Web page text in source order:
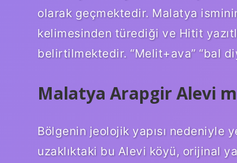
olarak geçmektedir. Malatya
kelimesinden türediği ve Hitit
belirtilmektedir. “Melit+ava” “bal
Malatya Arapgir Alevi
Bölgenin jeolojik yapısı nedeniyle
uzaklıktaki bu Alevi köyü, orijinal